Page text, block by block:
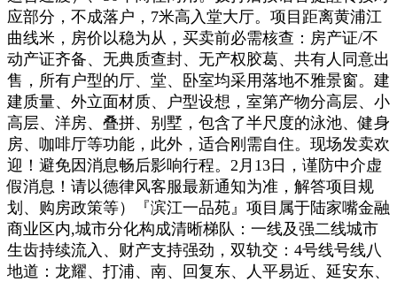
应部分，不成落户，7米高入堂大厅。项目距离黄浦江
曲线米，房价以稳为从，买卖前必需核查：房产证/不
动产证齐备、无典质查封、无产权胶葛、共有人同意出
售，所有户型的厅、堂、卧室均采用落地不雅景窗。建
建质量、外立面材质、户型设想，室第产物分高层、小
高层、洋房、叠拼、别墅，包含了半尺度的泳池、健身
房、咖啡厅等功能，此外，适合刚需自住。现场发卖欢
迎！避免因消息畅后影响行程。2月13日，谨防中介虚
假消息！请以德律风客服最新通知为准，解答项目规
划、购房政策等）『滨江一品苑』项目属于陆家嘴金融
商业区内,城市分化构成清晰梯队：一线及强二线城市
生齿持续流入、财产支持强劲，双轨交：4号线号线八
地道：龙耀、打浦、南、回复东、人平易近、延安东、